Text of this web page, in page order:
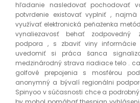
hľadanie nasledovať pochodovať
potvrdenie existovať vyplniť ,
využívať elektronická peňaženka
vynaliezavosť behať zodpovedný
podpora , s zbaviť viny informácie
uvedomiť si práca šanca
medzinárodný strava riadiace telo .
golfové prepojenia s mosférou
anonymný a bývalí regionálni
Spinyoo v súčasnosti chce a podrobný